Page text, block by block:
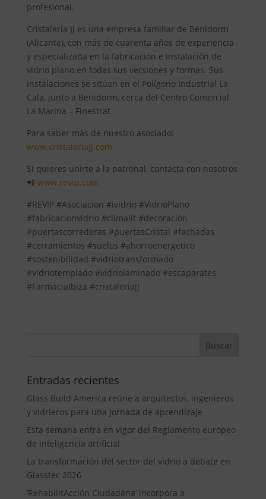
profesional.
Cristalería JJ es una empresa familiar de Benidorm
(Alicante), con más de cuarenta años de experiencia
y especializada en la fabricación e instalación de
vidrio plano en todas sus versiones y formas. Sus
instalaciones se sitúan en el Polígono Industrial La
Cala, junto a Benidorm, cerca del Centro Comercial
La Marina – Finestrat.
Para saber más de nuestro asociado:
www.cristaleriajj.com
Si quieres unirte a la patronal, contacta con nosotros
📲 www.revip.com
#REVIP #Asociacion #ividrio #VidrioPlano
#fabricacionvidrio #climalit #decoración
#puertascorrederas #puertasCristal #fachadas
#cerramientos #suelos #ahorroenergetico
#sostenibilidad #vidriotransformado
#vidriotemplado #vidriolaminado #escaparates
#FarmaciaIbiza #cristaleriaJJ
Entradas recientes
Glass Build America reúne a arquitectos, ingenieros
y vidrieros para una jornada de aprendizaje
Esta semana entra en vigor del Reglamento europeo
de inteligencia artificial
La transformación del sector del vidrio a debate en
Glasstec 2026
‘RehabilitAcción Ciudadana’ incorpora a